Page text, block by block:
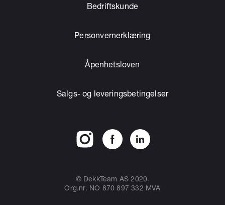
Bedriftskunde
Personvernerklæring
Åpenhetsloven
Salgs- og leveringsbetingelser
© DekkTeam AS 2020.
Org.nr. NO 870 897 332 MVA